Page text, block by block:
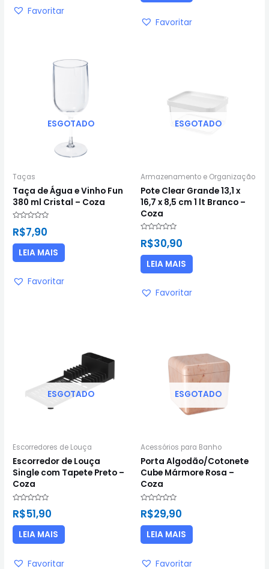
Favoritar
Favoritar
ESGOTADO
Taças
Taça de Água e Vinho Fun
380 ml Cristal – Coza
0
5
R$7,90
LEIA MAIS
Favoritar
ESGOTADO
Armazenamento e Organização
Pote Clear Grande 13,1 x
16,7 x 8,5 cm 1 lt Branco –
Coza
0
5
R$30,90
LEIA MAIS
Favoritar
ESGOTADO
Escorredores de Louça
Escorredor de Louça
Single com Tapete Preto –
Coza
Avaliação
0
5
R$51,90
LEIA MAIS
Favoritar
ESGOTADO
Acessórios para Banho
Porta Algodão/Cotonete
Cube Mármore Rosa –
Coza
Avaliação
0
5
R$29,90
LEIA MAIS
Favoritar